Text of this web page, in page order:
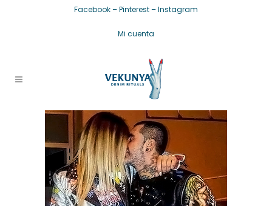
Facebook–Pinterest–Instagram
Mi cuenta